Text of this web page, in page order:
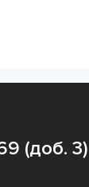
(доб. 3)